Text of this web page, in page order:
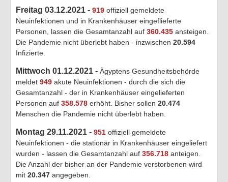
Freitag 03.12.2021 - 919 offiziell gemeldete
Neuinfektionen und in Krankenhäuser eingeflieferte
Personen, lassen die Gesamtanzahl auf 360.435 ansteigen.
Die Pandemie nicht überlebt haben - inzwischen 20.594
Infizierte.
Mittwoch 01.12.2021 - Ägyptens Gesundheitsbehörde
meldet 949 akute Neuinfektionen - durch die sich die
Gesamtanzahl - der in Krankenhäuser eingelieferten
Personen auf 358.578 erhöht. Bisher sollen 20.474
Menschen die Pandemie nicht überlebt haben.
Montag 29.11.2021 - 951 offiziell gemeldete
Neuinfektionen - die stationär in Krankenhäuser eingeliefert
wurden - lassen die Gesamtanzahl auf 356.718 anteigen.
Die Anzahl der bisher an der Pandemie verstorbenen wird
mit 20.347 angegeben.